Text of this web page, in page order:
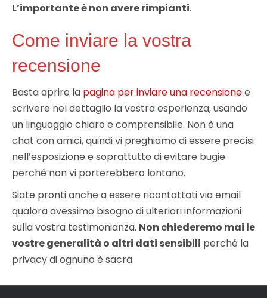
L’importante è non avere rimpianti.
Come inviare la vostra
recensione
Basta aprire la pagina per inviare una recensionee
scrivere nel dettaglio la vostra esperienza, usando
un linguaggio chiaro e comprensibile. Non è una
chat con amici, quindi vi preghiamo di essere precisi
nell’esposizione e soprattutto di evitare bugie
perché non vi porterebbero lontano.
Siate pronti anche a essere ricontattati via email
qualora avessimo bisogno di ulteriori informazioni
sulla vostra testimonianza. Non chiederemo mai le
vostre generalità o altri dati sensibili perché la
privacy di ognuno è sacra.